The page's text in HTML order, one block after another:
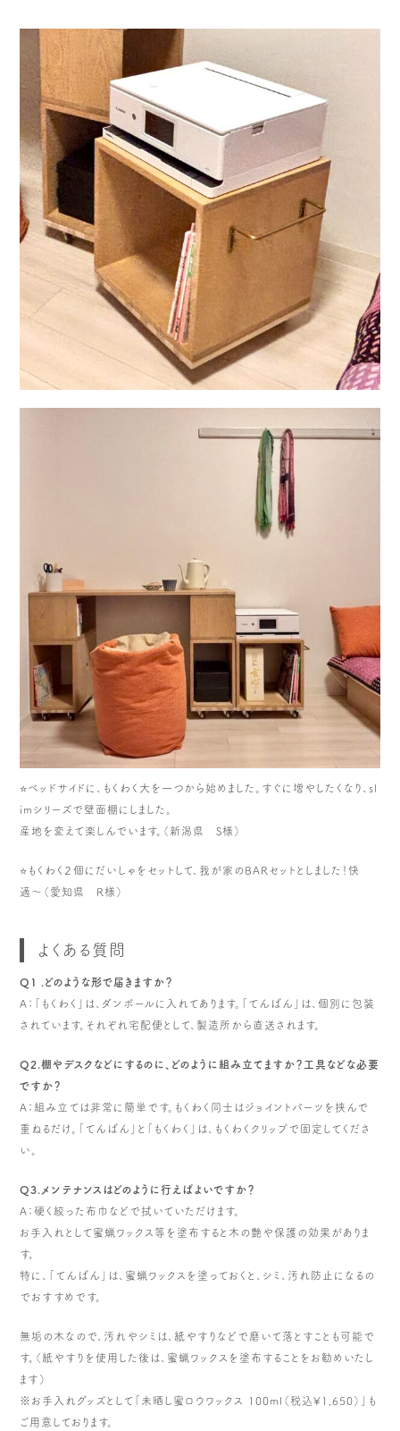
⭐️ベッドサイドに、もくわく大を一つから始めました。すぐに増やしたくなり、sl
imシリーズで壁面棚にしました。
産地を変えて楽しんでいます。（新潟県 S様）
⭐️もくわく２個にだいしゃをセットして、我が家のBARセットとしました！快
適〜（愛知県 R様）
よくある質問
Q1 .どのような形で届きますか？
A：「もくわく」は、ダンボールに入れてあります。「てんばん」は、個別に包装
されています。それぞれ宅配便として、製造所から直送されます。
Q2.棚やデスクなどにするのに、どのように組み立てますか？工具などな必要
ですか？
A：組み立ては非常に簡単です。もくわく同士はジョイントパーツを挟んで
重ねるだけ。「てんばん」と「もくわく」は、もくわくクリップで固定してくださ
い。
Q3.メンテナンスはどのように行えばよいですか？
A：硬く絞った布巾などで拭いていただけます。
お手入れとして蜜蝋ワックス等を塗布すると木の艶や保護の効果がありま
す。
特に、「てんばん」は、蜜蝋ワックスを塗っておくと、シミ、汚れ防止になるの
でおすすめです。
無垢の木なので、汚れやシミは、紙やすりなどで磨いて落とすことも可能で
す。（紙やすりを使用した後は、蜜蝋ワックスを塗布することをお勧めいたし
ます）
※お手入れグッズとして「未晒し蜜ロウワックス 100ml（税込¥1,650）」も
ご用意しております。